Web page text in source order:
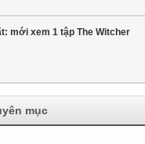
mới xem 1 tập The Witcher
mục